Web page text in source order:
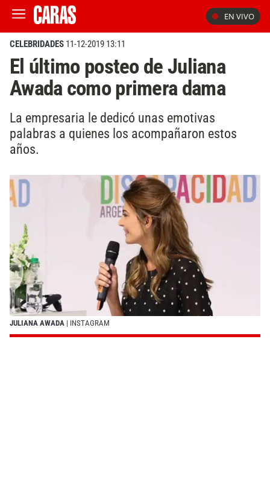
EN VIVO
CELEBRIDADES 11-12-2019 13:11
El último posteo de Juliana
Awada como primera dama
La empresaria le dedicó unas emotivas
palabras a quienes los acompañaron estos
años.
JULIANA AWADA | INSTAGRAM